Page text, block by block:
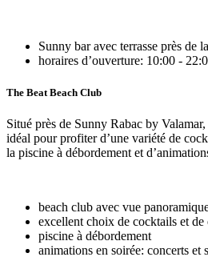
Sunny bar avec terrasse près de
horaires d’ouverture: 10:00 -
The Beat Beach Club
Situé près de Sunny Rabac by
idéal pour profiter d’une variété de
la piscine à débordement et
beach club avec vue
excellent choix de cocktails et de
piscine à débordement
animations en soirée: concerts et